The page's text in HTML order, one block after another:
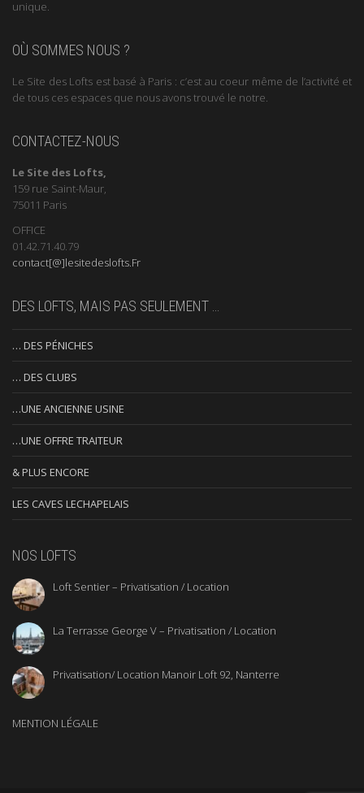
unique.
OÙ SOMMES NOUS ?
Le Site des Lofts est basé à Paris : c’est au coeur même de l’activité et
de tous ces espaces que nous avons trouvé le notre.
CONTACTEZ-NOUS
Le Site des Lofts,
159 rue Saint-Maur,
75011 Paris
OFFICE
01.42.71.40.79
contact[@]lesitedeslofts.Fr
DES LOFTS, MAIS PAS SEULEMENT …
… DES PÉNICHES
… DES CLUBS
…UNE ANCIENNE USINE
…UNE OFFRE TRAITEUR
& PLUS ENCORE
LES CAVES LECHAPELAIS
NOS LOFTS
Loft Sentier – Privatisation / Location
La Terrasse George V – Privatisation / Location
Privatisation/ Location Manoir Loft 92, Nanterre
MENTION LÉGALE